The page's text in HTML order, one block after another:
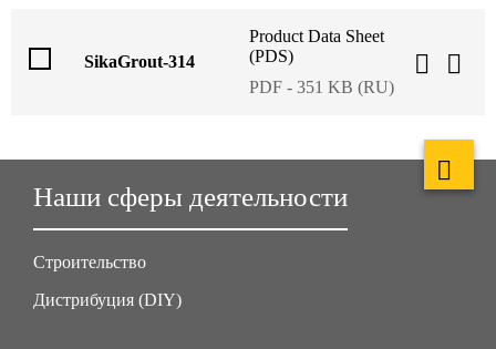
SikaGrout-314
Product Data Sheet
(PDS)
PDF - 351 KB (RU)
Наши сферы деятельности
Строительство
Дистрибуция (DIY)